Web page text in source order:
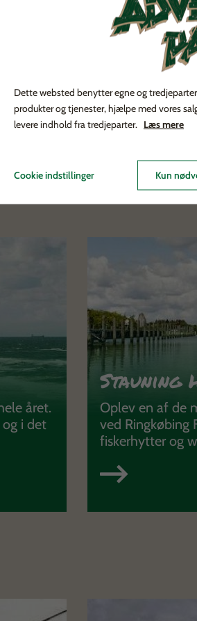
ikke lige være i bagagen? Der er
Fjord. Vi hjælper gerne
på intim
under ferien i Vestjylland.
året.
i det
Stauning
Oplev en af de
ved Ringkøbing
fiskerhytter og
Dette websted benytter egne og
produkter og tjenester, hjælpe med vores
levere indhold fra tredjeparter. Læs mere
Cookie indstillinger Kun